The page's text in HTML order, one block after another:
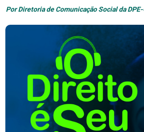
PorDiretoria de Comunicação Social da DPE-